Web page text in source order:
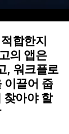
합한지
의 앱은
, 워크플로
이끌어 줍
찾아야 할